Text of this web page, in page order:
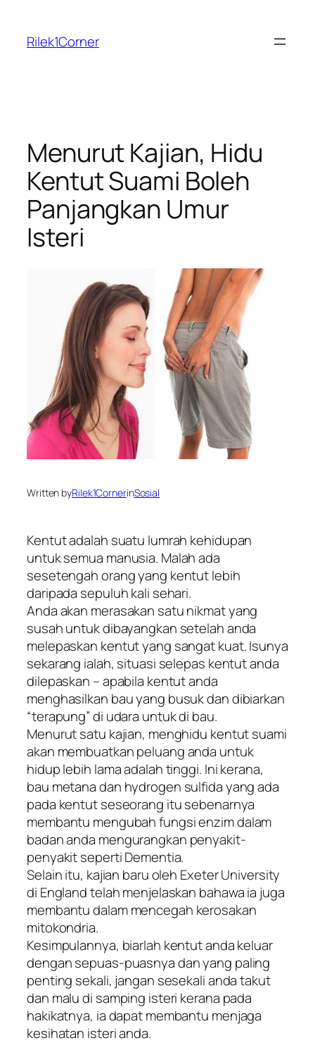
content
Rilek1Corner
Menurut Kajian, Hidu
Kentut Suami Boleh
Panjangkan Umur
Isteri
Written byRilek1CornerinSosial
Kentut adalah suatu lumrah kehidupan
untuk semua manusia. Malah ada
sesetengah orang yang kentut lebih
daripada sepuluh kali sehari.
Anda akan merasakan satu nikmat yang
susah untuk dibayangkan setelah anda
melepaskan kentut yang sangat kuat. Isunya
sekarang ialah, situasi selepas kentut anda
dilepaskan – apabila kentut anda
menghasilkan bau yang busuk dan dibiarkan
“terapung” di udara untuk di bau.
Menurut satu kajian, menghidu kentut suami
akan membuatkan peluang anda untuk
hidup lebih lama adalah tinggi. Ini kerana,
bau metana dan hydrogen sulfida yang ada
pada kentut seseorang itu sebenarnya
membantu mengubah fungsi enzim dalam
badan anda mengurangkan penyakit-
penyakit seperti Dementia.
Selain itu, kajian baru oleh Exeter University
di England telah menjelaskan bahawa ia juga
membantu dalam mencegah kerosakan
mitokondria.
Kesimpulannya, biarlah kentut anda keluar
dengan sepuas-puasnya dan yang paling
penting sekali, jangan sesekali anda takut
dan malu di samping isteri kerana pada
hakikatnya, ia dapat membantu menjaga
kesihatan isteri anda.